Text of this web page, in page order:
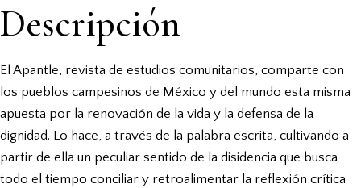
Descripción
El Apantle, revista de estudios comunitarios, comparte con
los pueblos campesinos de México y del mundo esta misma
apuesta por la renovación de la vida y la defensa de la
dignidad. Lo hace, a través de la palabra escrita, cultivando a
partir de ella un peculiar sentido de la disidencia que busca
todo el tiempo conciliar y retroalimentar la reflexión crítica